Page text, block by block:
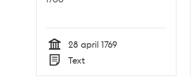
Tid
28 april 1769
Typ
Text